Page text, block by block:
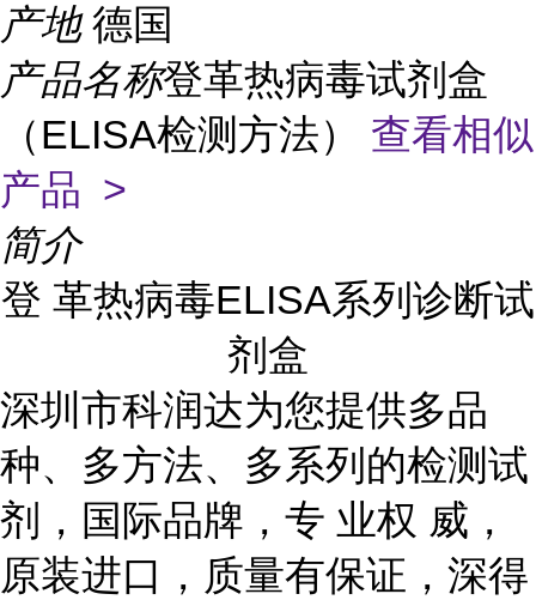
产地 德国
产品名称登革热病毒试剂盒
（ELISA检测方法） 查看相似
产品 >
简介
登 革热病毒ELISA系列诊断试
剂盒
深圳市科润达为您提供多品
种、多方法、多系列的检测试
剂，国际品牌，专 业权 威，
原装进口，质量有保证，深得